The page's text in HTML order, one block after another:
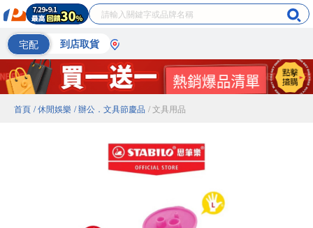
宅配 到店取貨
首頁 / 休閒娛樂 / 辦公．文具節慶品 / 文具用品